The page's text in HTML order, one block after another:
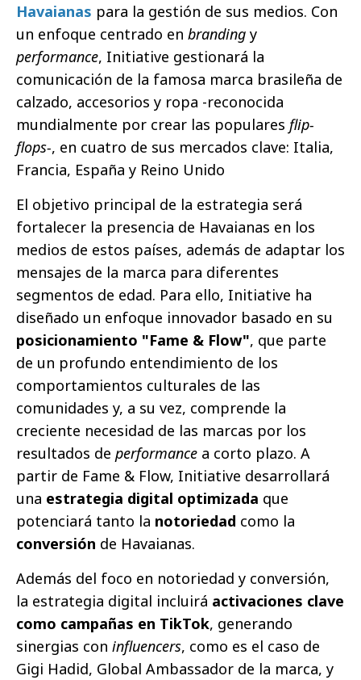
Havaianas para la gestión de sus medios. Con
un enfoque centrado en branding y
performance, Initiative gestionará la
comunicación de la famosa marca brasileña de
calzado, accesorios y ropa -reconocida
mundialmente por crear las populares flip-
flops-, en cuatro de sus mercados clave: Italia,
Francia, España y Reino Unido
El objetivo principal de la estrategia será
fortalecer la presencia de Havaianas en los
medios de estos países, además de adaptar los
mensajes de la marca para diferentes
segmentos de edad. Para ello, Initiative ha
diseñado un enfoque innovador basado en su
posicionamiento "Fame & Flow", que parte
de un profundo entendimiento de los
comportamientos culturales de las
comunidades y, a su vez, comprende la
creciente necesidad de las marcas por los
resultados de performance a corto plazo. A
partir de Fame & Flow, Initiative desarrollará
una estrategia digital optimizada que
potenciará tanto la notoriedad como la
conversión de Havaianas.
Además del foco en notoriedad y conversión,
la estrategia digital incluirá activaciones clave
como campañas en TikTok, generando
sinergias con influencers, como es el caso de
Gigi Hadid, Global Ambassador de la marca, y